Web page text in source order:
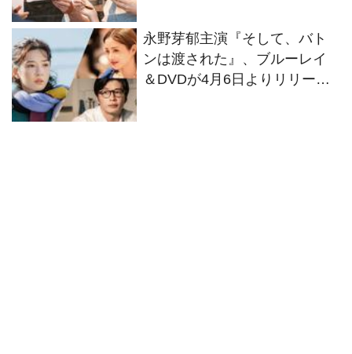
永野芽郁主演『そして、バト
ンは渡された』、ブルーレイ
＆DVDが4月6日よりリリース